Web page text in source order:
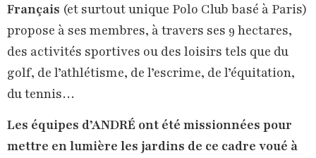
Français (et surtout unique Polo Club basé à Paris)
propose à ses membres, à travers ses 9 hectares,
des activités sportives ou des loisirs tels que du
golf, de l’athlétisme, de l’escrime, de l’équitation,
du tennis…
Les équipes d’ANDRÉ ont été missionnées pour
mettre en lumière les jardins de ce cadre voué à